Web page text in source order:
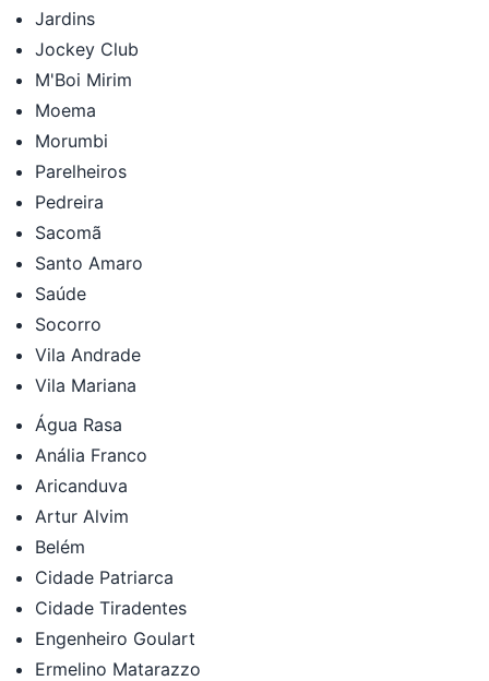
Jardins
Jockey Club
M'Boi Mirim
Moema
Morumbi
Parelheiros
Pedreira
Sacomã
Santo Amaro
Saúde
Socorro
Vila Andrade
Vila Mariana
Água Rasa
Anália Franco
Aricanduva
Artur Alvim
Belém
Cidade Patriarca
Cidade Tiradentes
Engenheiro Goulart
Ermelino Matarazzo